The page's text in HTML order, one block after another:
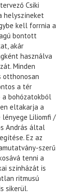
Csiki
helyszíneket
kell forrnia a
bontott
akár
használva
Minden
otthonosan
a tér
a bohózatokból
eltakarja a
lényege Liliomfi /
András által
Ez az
szerű
tenni a
színházát is
ritmusú
sikerül.